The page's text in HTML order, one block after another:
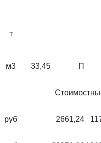
т
м3 33,45 П
руб 2661,24